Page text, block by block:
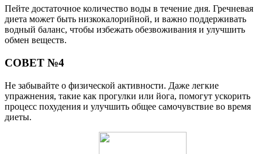
Пейте достаточное количество воды в течение дня. Гречневая
диета может быть низкокалорийной, и важно поддерживать
водный баланс, чтобы избежать обезвоживания и улучшить
обмен веществ.
СОВЕТ №4
Не забывайте о физической активности. Даже легкие
упражнения, такие как прогулки или йога, помогут ускорить
процесс похудения и улучшить общее самочувствие во время
диеты.